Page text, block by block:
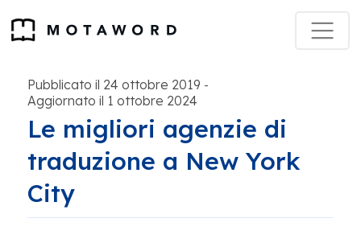
Pubblicato il 24 ottobre 2019 -
Aggiornato il 1 ottobre 2024
Le migliori agenzie di
traduzione a New York
City